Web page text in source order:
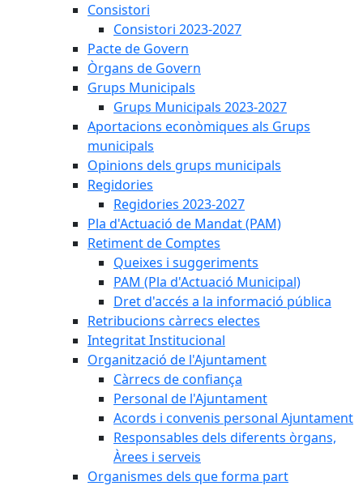
Consistori
Consistori 2023-2027
Pacte de Govern
Òrgans de Govern
Grups Municipals
Grups Municipals 2023-2027
Aportacions econòmiques als Grups
municipals
Opinions dels grups municipals
Regidories
Regidories 2023-2027
Pla d'Actuació de Mandat (PAM)
Retiment de Comptes
Queixes i suggeriments
PAM (Pla d'Actuació Municipal)
Dret d'accés a la informació pública
Retribucions càrrecs electes
Integritat Institucional
Organització de l'Ajuntament
Càrrecs de confiança
Personal de l'Ajuntament
Acords i convenis personal Ajuntament
Responsables dels diferents òrgans,
Àrees i serveis
Organismes dels que forma part